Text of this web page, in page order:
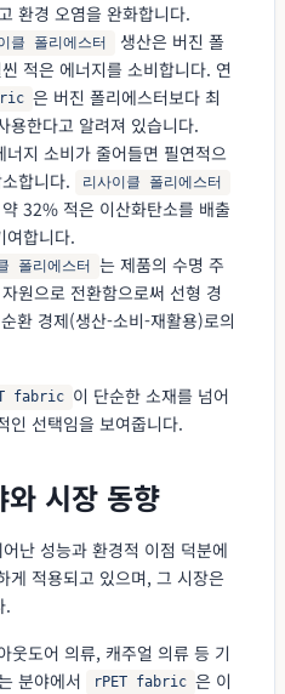
환경 오염을 완화합니다.
클 폴리에스터
생산은 버진 폴
적은 에너지를 소비합니다. 연
은 버진 폴리에스터보다 최
용한다고 알려져 있습니다.
너지 소비가 줄어들면 필연적으
합니다.
리사이클 폴리에스터
32% 적은 이산화탄소를 배출
여합니다.
폴리에스터
는 제품의 수명 주
원으로 전환함으로써 선형 경
환 경제(생산-소비-재활용)로의
fabric 이 단순한 소재를 넘어
인 선택임을 보여줍니다.
시장 동향
난 성능과 환경적 이점 덕분에
게 적용되고 있으며, 그 시장은
.
웃도어 의류, 캐주얼 의류 등 기
분야에서
rPET fabric 은 이